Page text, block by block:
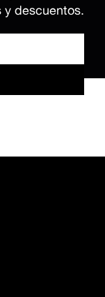
y descuentos.